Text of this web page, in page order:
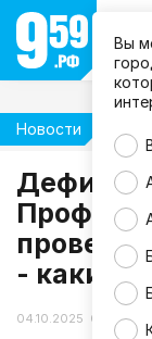
Вы
Новости
Дефицит
провели
- какие
04.10.2025 09:07